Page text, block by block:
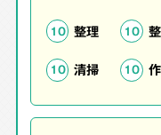
10 整理 10
10 清掃 10